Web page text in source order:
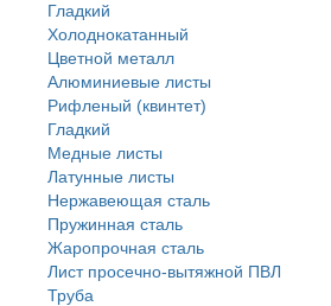
Гладкий
Холоднокатанный
Цветной металл
Алюминиевые листы
Рифленый (квинтет)
Гладкий
Медные листы
Латунные листы
Нержавеющая сталь
Пружинная сталь
Жаропрочная сталь
Лист просечно-вытяжной ПВЛ
Труба